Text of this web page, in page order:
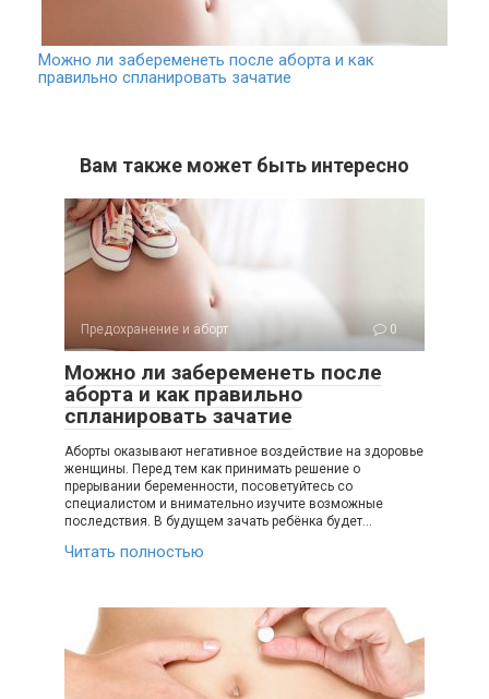
Можно ли забеременеть после аборта и как
правильно спланировать зачатие
Вам также может быть интересно
Предохранение и аборт 0
Можно ли забеременеть после
аборта и как правильно
спланировать зачатие
Аборты оказывают негативное воздействие на здоровье
женщины. Перед тем как принимать решение о
прерывании беременности, посоветуйтесь со
специалистом и внимательно изучите возможные
последствия. В будущем зачать ребёнка будет…
Читать полностью